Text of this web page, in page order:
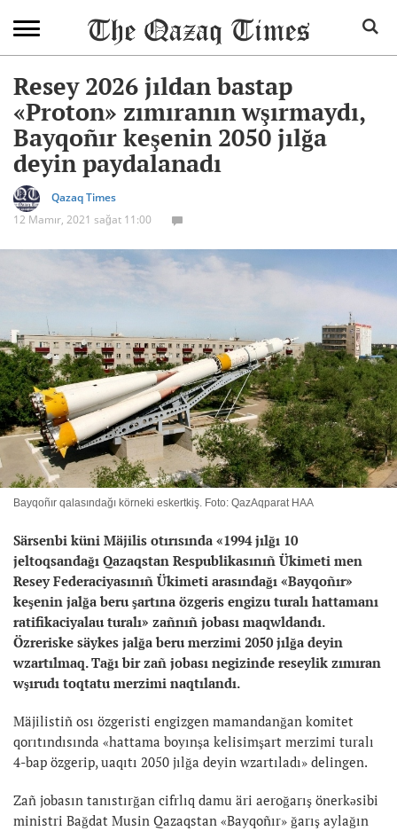
Resey 2026 jıldan bastap
«Proton» zımıranın wşırmaydı,
Bayqoñır keşenin 2050 jılğa
deyin paydalanadı
Qazaq Times
12 Mamır, 2021 sağat 11:00
Bayqoñır qalasındağı körneki eskertkiş. Foto: QazAqparat HAA
Särsenbi küni Mäjilis otırısında «1994 jılğı 10
jeltoqsandağı Qazaqstan Respublikasınıñ Ükimeti men
Resey Federaciyasınıñ Ükimeti arasındağı «Bayqoñır»
keşenin jalğa beru şartına özgeris engizu turalı hattamanı
ratifikaciyalau turalı» zañnıñ jobası maqwldandı.
Özreriske säykes jalğa beru merzimi 2050 jılğa deyin
wzartılmaq. Tağı bir zañ jobası negizinde reseylik zımıran
wşırudı toqtatu merzimi naqtılandı.
Mäjilistiñ osı özgeristi engizgen mamandanğan komitet
qorıtındısında «hattama boyınşa kelisimşart merzimi turalı
4-bap özgerip, uaqıtı 2050 jılğa deyin wzartıladı» delingen.
Zañ jobasın tanıstırğan cifrlıq damu äri aeroğarış önerkəsibi
ministri Bağdat Musin Qazaqstan «Bayqoñır» ğarış aylağın